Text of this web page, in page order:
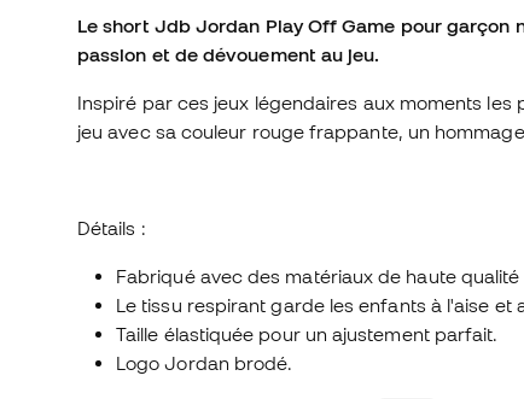
Le short Jdb Jordan Play Off Game pour garçon
passion et de dévouement au jeu.
Inspiré par ces jeux légendaires aux moments
jeu avec sa couleur rouge frappante, un
Détails :
Fabriqué avec des matériaux de haute
Le tissu respirant garde les enfants à l'aise et
Taille élastiquée pour un ajustement parfait.
Logo Jordan brodé.